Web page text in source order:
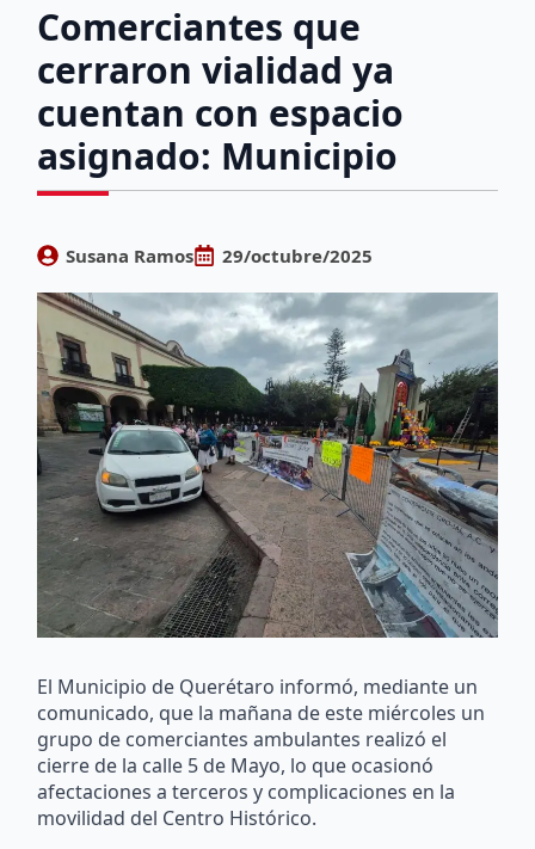
Comerciantes que
cerraron vialidad ya
cuentan con espacio
asignado: Municipio
Susana Ramos 29/octubre/2025
El Municipio de Querétaro informó, mediante un
comunicado, que la mañana de este miércoles un
grupo de comerciantes ambulantes realizó el
cierre de la calle 5 de Mayo, lo que ocasionó
afectaciones a terceros y complicaciones en la
movilidad del Centro Histórico.